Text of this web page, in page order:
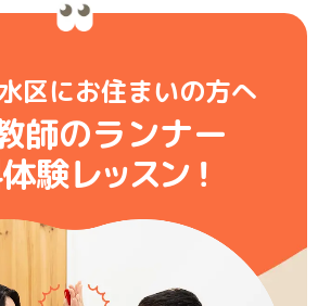
区にお住まいの方へ
師のランナー
験レッスン！